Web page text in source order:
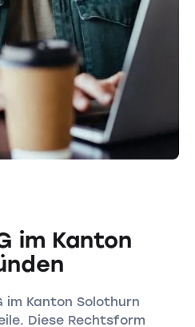
im Kanton
im Kanton Solothurn
Diese Rechtsform